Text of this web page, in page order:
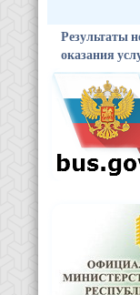
Результаты
оказания